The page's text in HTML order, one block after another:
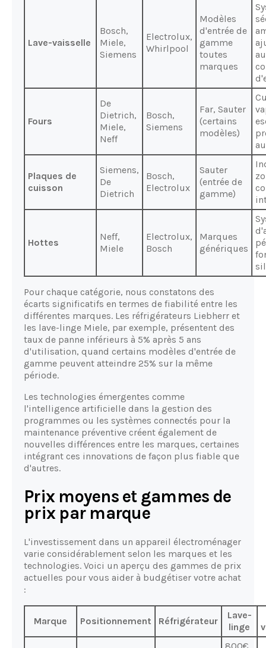
Lave-vaisselle
Bosch,
Miele,
Siemens
Electrolux,
Whirlpool
Modèles
d'entrée de
gamme
toutes
marques
Fours
De
Dietrich,
Miele,
Neff
Bosch,
Siemens
Far, Sauter
(certains
modèles)
Plaques de
cuisson
Siemens,
De
Dietrich
Bosch,
Electrolux
Sauter
(entrée de
gamme)
Hottes
Neff,
Miele
Electrolux,
Bosch
Marques
génériques
Pour chaque catégorie, nous constatons des
écarts significatifs en termes de fiabilité entre les
différentes marques. Les réfrigérateurs Liebherr et
les lave-linge Miele, par exemple, présentent des
taux de panne inférieurs à 5% après 5 ans
d'utilisation, quand certains modèles d'entrée de
gamme peuvent atteindre 25% sur la même
période.
Les technologies émergentes comme
l'intelligence artificielle dans la gestion des
programmes ou les systèmes connectés pour la
maintenance préventive créent également de
nouvelles différences entre les marques, certaines
intégrant ces innovations de façon plus fiable que
d'autres.
Prix moyens et gammes de
prix par marque
L'investissement dans un appareil électroménager
varie considérablement selon les marques et les
technologies. Voici un aperçu des gammes de prix
actuelles pour vous aider à budgétiser votre achat
:
Marque Positionnement Réfrigérateur
Lave-
linge
800€